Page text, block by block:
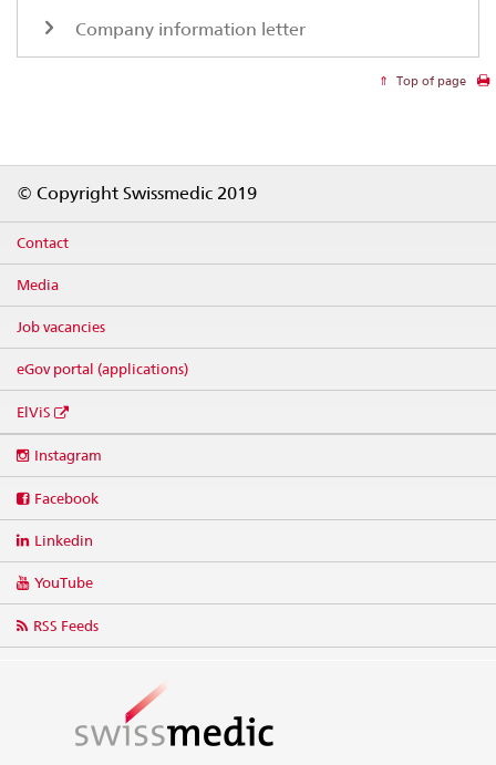
Company information letter
Top of page
© Copyright Swissmedic 2019
Contact
Media
Job vacancies
eGov portal (applications)
ElViS
media
Instagram
Facebook
Linkedin
YouTube
RSS Feeds